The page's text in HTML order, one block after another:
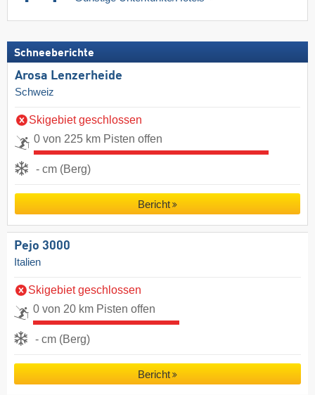
Schneeberichte
Arosa Lenzerheide
Schweiz
Skigebiet geschlossen
0 von 225 km Pisten offen
- cm (Berg)
Bericht
Pejo 3000
Italien
Skigebiet geschlossen
0 von 20 km Pisten offen
- cm (Berg)
Bericht